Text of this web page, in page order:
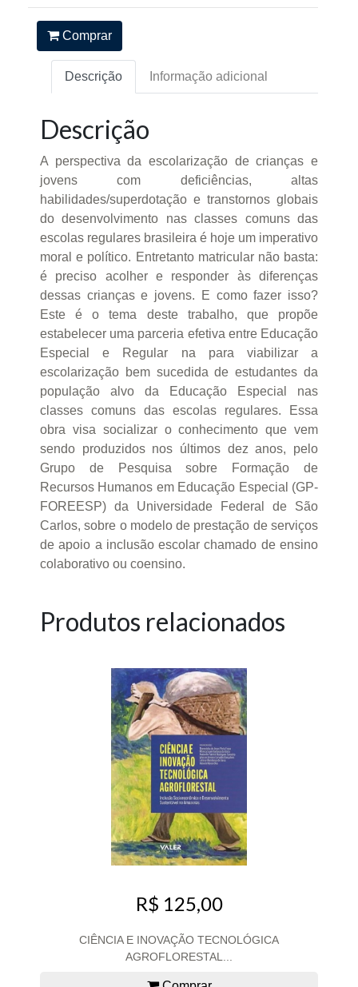
Comprar
Descrição Informação adicional
Descrição
A perspectiva da escolarização de crianças e
jovens com deficiências, altas
habilidades/superdotação e transtornos globais
do desenvolvimento nas classes comuns das
escolas regulares brasileira é hoje um imperativo
moral e político. Entretanto matricular não basta:
é preciso acolher e responder às diferenças
dessas crianças e jovens. E como fazer isso?
Este é o tema deste trabalho, que propõe
estabelecer uma parceria efetiva entre Educação
Especial e Regular na para viabilizar a
escolarização bem sucedida de estudantes da
população alvo da Educação Especial nas
classes comuns das escolas regulares. Essa
obra visa socializar o conhecimento que vem
sendo produzidos nos últimos dez anos, pelo
Grupo de Pesquisa sobre Formação de
Recursos Humanos em Educação Especial (GP-
FOREESP) da Universidade Federal de São
Carlos, sobre o modelo de prestação de serviços
de apoio a inclusão escolar chamado de ensino
colaborativo ou coensino.
Produtos relacionados
R$ 125,00
CIÊNCIA E INOVAÇÃO TECNOLÓGICA
AGROFLORESTAL...